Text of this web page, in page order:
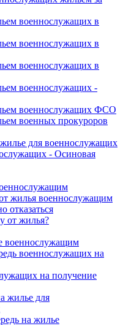
военнослужащих в
военнослужащих в
военнослужащих в
военнослужащих -
военнослужащих ФСО
военных прокуроров
для военнослужащих
- Осиновая
жилья военнослужащим
отказаться
от жилья?
военнослужащим
военнослужащих на
на получение
жилье для
на жилье